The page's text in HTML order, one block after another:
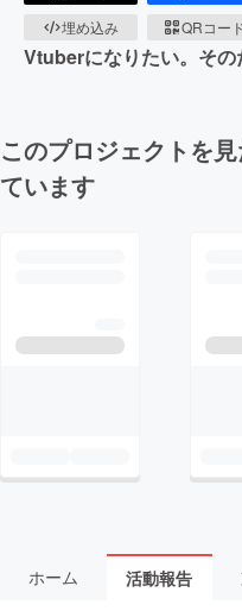
埋め込み
QRコー
Vtuberになりたい。そ
このプロジェクトを
ています
ホーム 活動報告